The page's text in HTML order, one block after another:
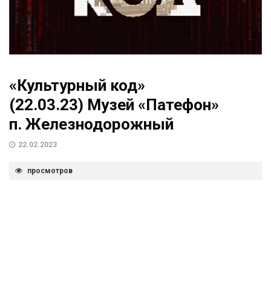
«Культурный код»
(22.03.23) Музей «Патефон»
п. Железнодорожный
22.02.2023
просмотров